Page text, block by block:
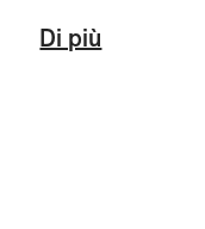
Di più